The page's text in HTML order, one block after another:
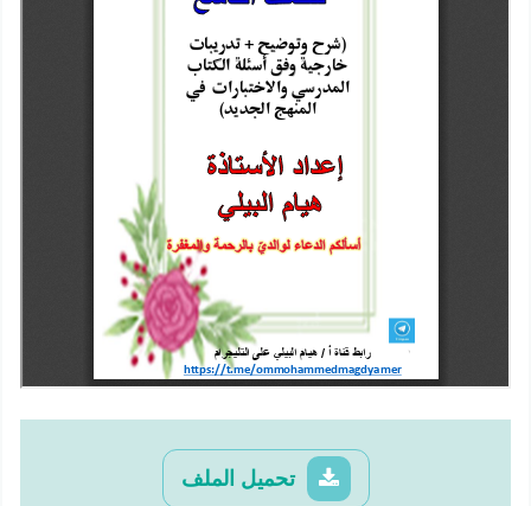
تحميل الملف